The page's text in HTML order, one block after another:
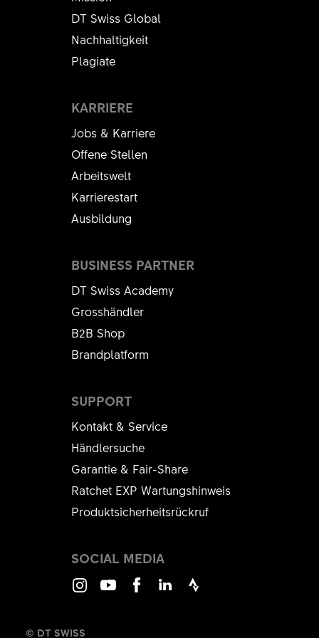
KURZBEZEICHNUNG
F232 ONE MINI FENDER KIT
Alles anzeigen
F232 ONE und F535 ONE Bremsleitung
Montageklammern ASM
FWXXXXXXXXXX18174S
BRAKE HOSE CLAMP KIT ASM
VERBAUTE MENGE
DT Swiss Global
Nachhaltigkeit
Plagiate
KARRIERE
Jobs & Karriere
Offene Stellen
Arbeitswelt
Karrierestart
Ausbildung
SUPPORT
Kontakt & Service
Händlersuche
Garantie & Fair-Share
Ratchet EXP Wartungshinweis
Produktsicherheitsrückruf
BUSINESS PARTNER
DT Swiss Academy
Grosshändler
B2B Shop
Brandplatform
SOCIAL MEDIA
© DT SWISS